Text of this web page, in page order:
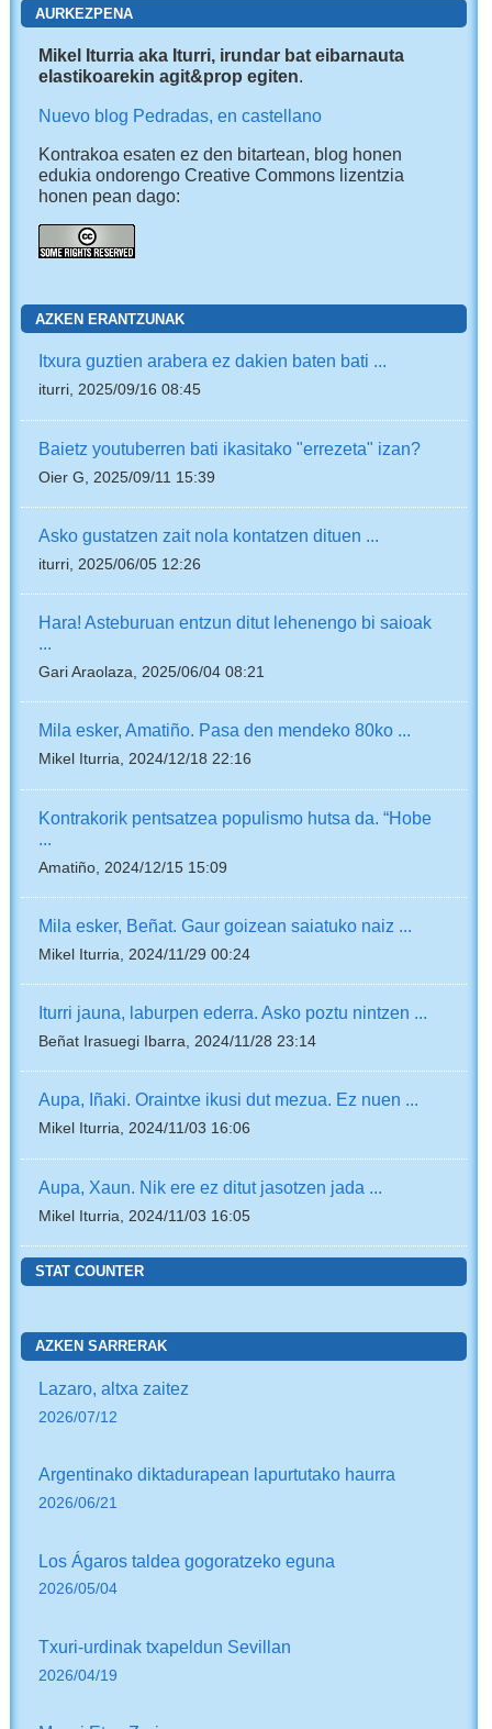
AURKEZPENA
Mikel Iturria aka Iturri, irundar bat eibarnauta
elastikoarekin agit&prop egiten.
Nuevo blog Pedradas, en castellano
Kontrakoa esaten ez den bitartean, blog honen
edukia ondorengo Creative Commons lizentzia
honen pean dago:
AZKEN ERANTZUNAK
Itxura guztien arabera ez dakien baten bati ...
iturri, 2025/09/16 08:45
Baietz youtuberren bati ikasitako "errezeta" izan?
Oier G, 2025/09/11 15:39
Asko gustatzen zait nola kontatzen dituen ...
iturri, 2025/06/05 12:26
Hara! Asteburuan entzun ditut lehenengo bi saioak
...
Gari Araolaza, 2025/06/04 08:21
Mila esker, Amatiño. Pasa den mendeko 80ko ...
Mikel Iturria, 2024/12/18 22:16
Kontrakorik pentsatzea populismo hutsa da. “Hobe
...
Amatiño, 2024/12/15 15:09
Mila esker, Beñat. Gaur goizean saiatuko naiz ...
Mikel Iturria, 2024/11/29 00:24
Iturri jauna, laburpen ederra. Asko poztu nintzen ...
Beñat Irasuegi Ibarra, 2024/11/28 23:14
Aupa, Iñaki. Oraintxe ikusi dut mezua. Ez nuen ...
Mikel Iturria, 2024/11/03 16:06
Aupa, Xaun. Nik ere ez ditut jasotzen jada ...
Mikel Iturria, 2024/11/03 16:05
STAT COUNTER
AZKEN SARRERAK
Lazaro, altxa zaitez
2026/07/12
Argentinako diktadurapean lapurtutako haurra
2026/06/21
Los Ágaros taldea gogoratzeko eguna
2026/05/04
Txuri-urdinak txapeldun Sevillan
2026/04/19